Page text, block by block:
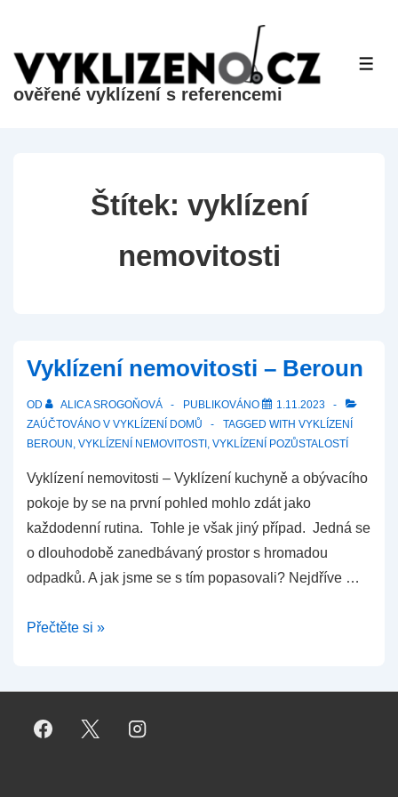
na
hlavní
ověřené vyklízení s referencemi
Štítek: vyklízení
nemovitosti
Vyklízení nemovitosti – Beroun
OD ALICA SROGOŇOVÁ PUBLIKOVÁNO
1.11.2023
ZAÚČTOVÁNO V VYKLÍZENÍ DOMŮ TAGGED WITH VYKLÍZENÍ
BEROUN, VYKLÍZENÍ NEMOVITOSTI, VYKLÍZENÍ POZŮSTALOSTÍ
Vyklízení nemovitosti – Vyklízení kuchyně a obývacího
pokoje by se na první pohled mohlo zdát jako
každodenní rutina. Tohle je však jiný případ. Jedná se
o dlouhodobě zanedbávaný prostor s hromadou
odpadků. A jak jsme se s tím popasovali? Nejdříve …
Vyklízení
Přečtěte si »